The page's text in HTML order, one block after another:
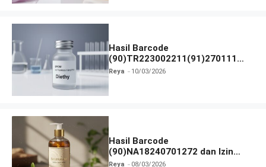
Hasil Barcode
(90)TR223002211(91)270111
dan Izin BPOM
Reya 10/03/2026
Hasil Barcode
(90)NA18240701272 dan Izin
BPOM
Reya 08/03/2026